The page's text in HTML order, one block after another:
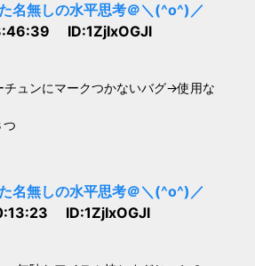
名無しの水平思考＠＼(^o^)／
ID:1ZjIxOGJl
チュンにマークつかないバグ→使用な
つ
名無しの水平思考＠＼(^o^)／
ID:1ZjIxOGJl